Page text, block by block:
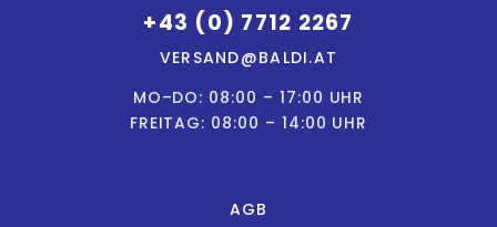
+43 (0) 7712 2267
VERSAND@BALDI.AT
MO–DO: 08:00 – 17:00 UHR
FREITAG: 08:00 – 14:00 UHR
AGB